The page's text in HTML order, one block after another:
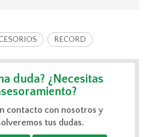
RECORD
duda? ¿Necesitas
contacto con nosotros y
tus dudas.